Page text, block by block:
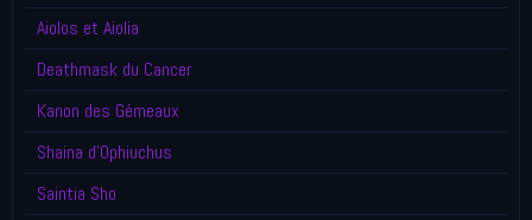
Aiolos et Aiolia
Deathmask du Cancer
Kanon des Gémeaux
Shaina d'Ophiuchus
Saintia Sho